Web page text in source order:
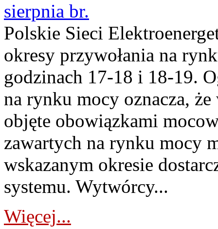
sierpnia br.
Polskie Sieci
okresy przywołania na
godzinach 17-18 i 18-19.
na rynku mocy oznacza,
objęte obowiązkami
zawartych na rynku mocy
wskazanym okresie
systemu. Wytwórcy...
Więcej...